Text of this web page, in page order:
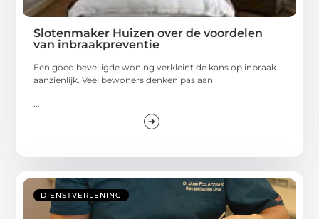
Slotenmaker Huizen over de voordelen
van inbraakpreventie
Een goed beveiligde woning verkleint de kans op inbraak
aanzienlijk. Veel bewoners denken pas aan
DIENSTVERLENING